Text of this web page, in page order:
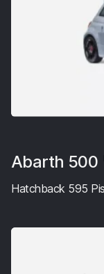
Abarth 500
Hatchback 595